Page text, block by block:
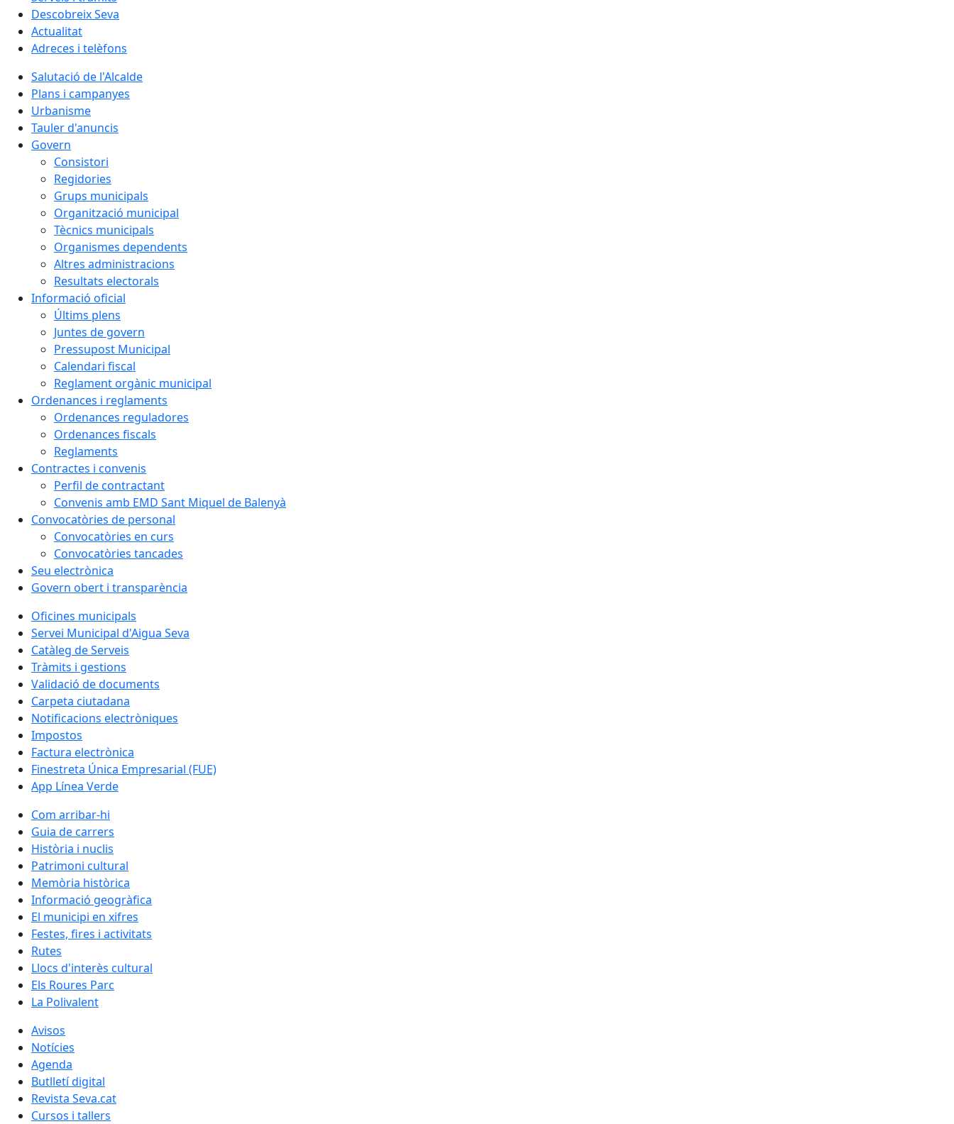
Descobreix Seva
Actualitat
Adreces i telèfons
Salutació de l'Alcalde
Plans i campanyes
Urbanisme
Tauler d'anuncis
Govern
Consistori
Regidories
Grups municipals
Organització municipal
Tècnics municipals
Organismes dependents
Altres administracions
Resultats electorals
Informació oficial
Últims plens
Juntes de govern
Pressupost Municipal
Calendari fiscal
Reglament orgànic municipal
Ordenances i reglaments
Ordenances reguladores
Ordenances fiscals
Reglaments
Contractes i convenis
Perfil de contractant
Convenis amb EMD Sant Miquel de Balenyà
Convocatòries de personal
Convocatòries en curs
Convocatòries tancades
Seu electrònica
Govern obert i transparència
Oficines municipals
Servei Municipal d'Aigua Seva
Catàleg de Serveis
Tràmits i gestions
Validació de documents
Carpeta ciutadana
Notificacions electròniques
Impostos
Factura electrònica
Finestreta Única Empresarial (FUE)
App Línea Verde
Com arribar-hi
Guia de carrers
Història i nuclis
Patrimoni cultural
Memòria històrica
Informació geogràfica
El municipi en xifres
Festes, fires i activitats
Rutes
Llocs d'interès cultural
Els Roures Parc
La Polivalent
Avisos
Notícies
Agenda
Butlletí digital
Revista Seva.cat
Cursos i tallers